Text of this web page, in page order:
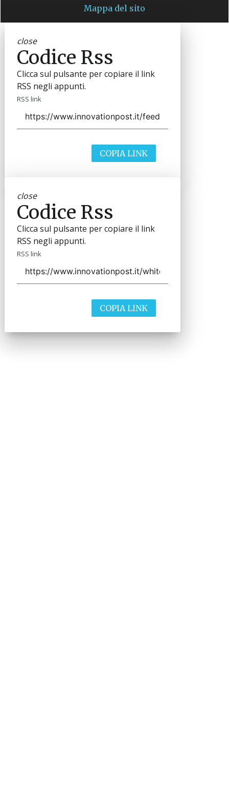
Mappa del sito
close
Codice Rss
Clicca sul pulsante per copiare il link
RSS negli appunti.
RSS link
COPIA LINK
close
Codice Rss
Clicca sul pulsante per copiare il link
RSS negli appunti.
RSS link
COPIA LINK